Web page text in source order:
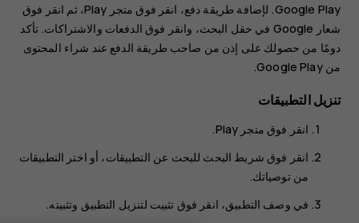
Google Play. لإضافة طريقة دفع، انقر فوق
متجر Play
، ثم انقر فوق
شعار Google في حقل البحث، وانقر فوق
الدفعات والاشتراكات‬‏‫. تأكد
دومًا من حصولك على إذن من صاحب طريقة الدفع عند شراء المحتوى
من Google Play.
تنزيل التطبيقات
انقر فوق متجر Play
.
انقر فوق شريط البحث للبحث عن التطبيقات، أو اختر التطبيقات
من توصياتك.
في وصف التطبيق، انقر فوق تثبيت لتنزيل التطبيق وتثبيته.